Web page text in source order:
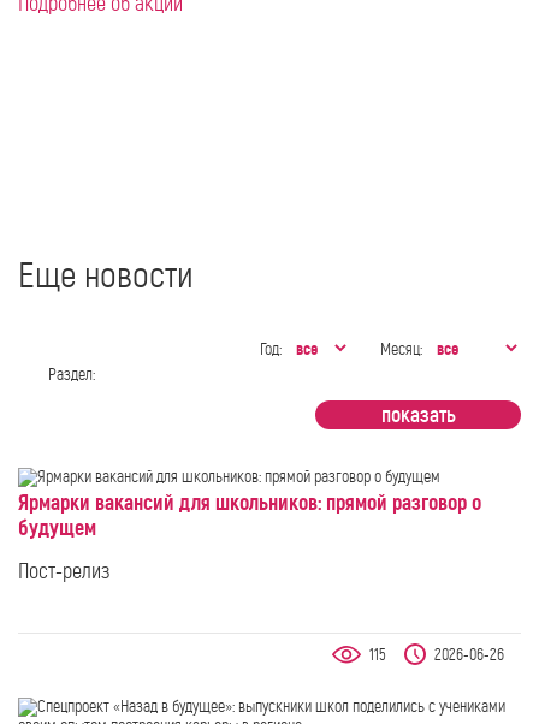
Еще новости
Год:
Месяц:
Раздел:
Ярмарки вакансий для школьников: прямой разговор о
будущем
Пост-релиз
2026-06-26
115